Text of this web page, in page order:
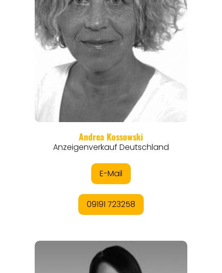
REISEFÜHRER
REISEMAGAZINE
THEMEN
ANGEBOTE